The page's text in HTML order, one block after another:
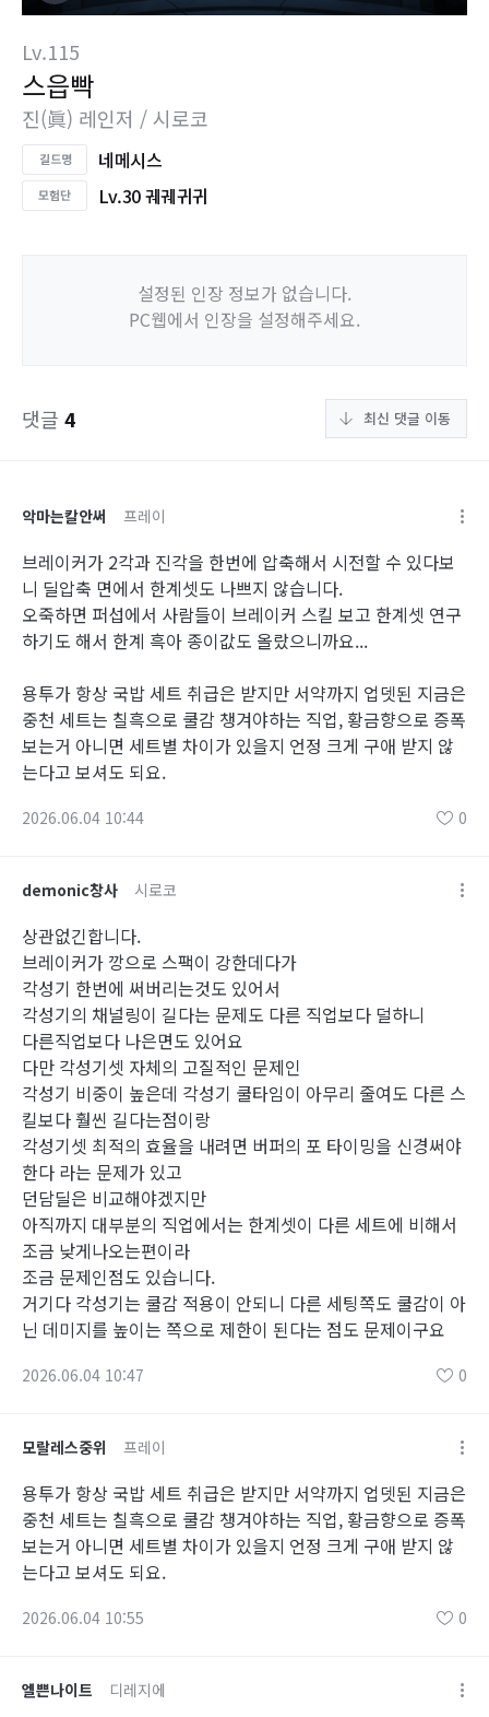
Lv.115
스읍빡
진(眞) 레인저 / 시로코
네메시스
Lv.30 궤궤귀귀
설정된 인장 정보가 없습니다.
PC웹에서 인장을 설정해주세요.
댓글 4 최신 댓글 이동
악마는칼안써 프레이
브레이커가 2각과 진각을 한번에 압축해서 시전할 수 있다보
니 딜압축 면에서 한계셋도 나쁘지 않습니다.
오죽하면 퍼섭에서 사람들이 브레이커 스킬 보고 한계셋 연구
하기도 해서 한계 흑아 종이값도 올랐으니까요...
용투가 항상 국밥 세트 취급은 받지만 서약까지 업뎃된 지금은
중천 세트는 칠흑으로 쿨감 챙겨야하는 직업, 황금향으로 증폭
보는거 아니면 세트별 차이가 있을지 언정 크게 구애 받지 않
는다고 보셔도 되요.
2026.06.04 10:44 0
demonic창사 시로코
상관없긴합니다.
브레이커가 깡으로 스팩이 강한데다가
각성기 한번에 써버리는것도 있어서
각성기의 채널링이 길다는 문제도 다른 직업보다 덜하니
다른직업보다 나은면도 있어요
다만 각성기셋 자체의 고질적인 문제인
각성기 비중이 높은데 각성기 쿨타임이 아무리 줄여도 다른 스
킬보다 훨씬 길다는점이랑
각성기셋 최적의 효율을 내려면 버퍼의 포 타이밍을 신경써야
한다 라는 문제가 있고
던담딜은 비교해야겠지만
아직까지 대부분의 직업에서는 한계셋이 다른 세트에 비해서
조금 낮게나오는편이라
조금 문제인점도 있습니다.
거기다 각성기는 쿨감 적용이 안되니 다른 세팅쪽도 쿨감이 아
닌 데미지를 높이는 쪽으로 제한이 된다는 점도 문제이구요
2026.06.04 10:47 0
모랄레스중위 프레이
용투가 항상 국밥 세트 취급은 받지만 서약까지 업뎃된 지금은
중천 세트는 칠흑으로 쿨감 챙겨야하는 직업, 황금향으로 증폭
보는거 아니면 세트별 차이가 있을지 언정 크게 구애 받지 않
는다고 보셔도 되요.
2026.06.04 10:55 0
엘쁜나이트 디레지에